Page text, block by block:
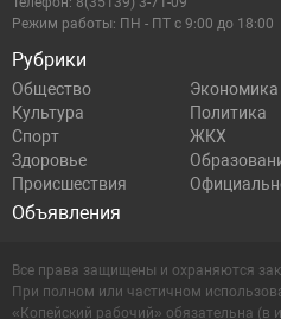
Рубрики
Общество
Экономика
Культура
Политика
Спорт
ЖКХ
Здоровье
Происшествия
Объявления
Режим работы: ПН - ПТ с 9:00 до 18:00
Все права защищены и охраняются
При полном или частичном
«Копейский рабочий» обязательна (в